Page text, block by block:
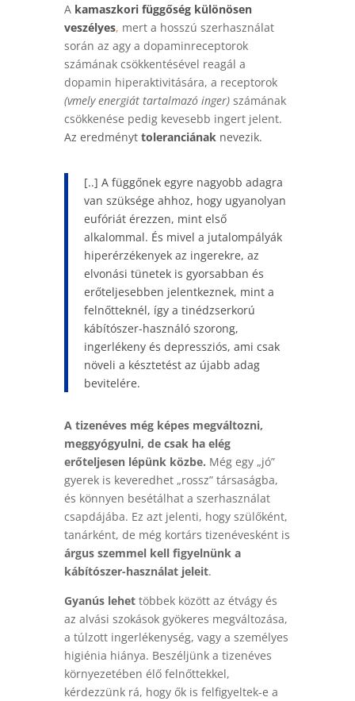
A kamaszkori függőség különösen
veszélyes, mert a hosszú szerhasználat
során az agy a dopaminreceptorok
számának csökkentésével reagál a
dopamin hiperaktivitására, a receptorok
(vmely energiát tartalmazó inger)számának
csökkenése pedig kevesebb ingert jelent.
Az eredményt toleranciánaknevezik.
[..] A függőnek egyre nagyobb adagra
van szüksége ahhoz, hogy ugyanolyan
eufóriát érezzen, mint első
alkalommal. És mivel a jutalompályák
hiperérzékenyek az ingerekre, az
elvonási tünetek is gyorsabban és
erőteljesebben jelentkeznek, mint a
felnőtteknél, így a tinédzserkorú
kábítószer-használó szorong,
ingerlékeny és depressziós, ami csak
növeli a késztetést az újabb adag
bevitelére.
A tizenéves még képes megváltozni,
meggyógyulni, de csak ha elég
erőteljesen lépünk közbe. Még egy „jó”
gyerek is keveredhet „rossz” társaságba,
és könnyen besétálhat a szerhasználat
csapdájába. Ez azt jelenti, hogy szülőként,
tanárként, de még kortárs tizenévesként is
árgus szemmel kell figyelnünk a
kábítószer-használat jeleit.
Gyanús lehet többek között az étvágy és
az alvási szokások gyökeres megváltozása,
a túlzott ingerlékenység, vagy a személyes
higiénia hiánya. Beszéljünk a tizenéves
környezetében élő felnőttekkel,
kérdezzünk rá, hogy ők is felfigyeltek-e a